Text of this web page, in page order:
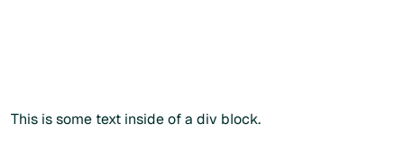
This is some text inside of a div block.